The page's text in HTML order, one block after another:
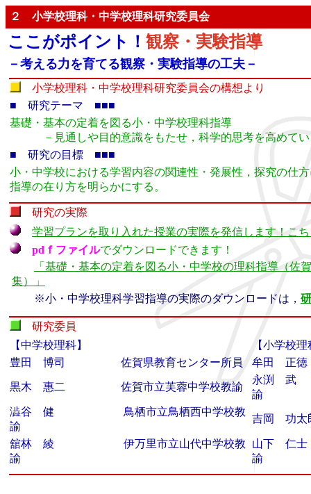
２ 小学校理科・中学校理科研究委員会
ここがポイント！ 観察・実験指導
－考える力を育てる観察・実験指導の工夫－
小学校理科・中学校理科研究委員会の構想より
■ 研究テーマ ■■■
基礎・基本の定着を図る小・中学校理科指導
－見通しや目的意識をもたせ，科学的思考を高めてい
■ 研究の目標 ■■■
小・中学校における学習内容の関連性・発展性，探究の仕
指導の在り方を明らかにする。
研究の実際
学習プランを取り入れた授業の実際を発信します！こ
pdｆファイルでダウンロードできます！
「基礎・基本の定着を図る小・中学校の理科指導（佐
集）」
※小・中学校理科学習指導の実際のダウンロードは，
研究委員
【中学校理科】
【小学校
豊田 博司 佐賀県教育センター所員
牟田 正
黒木 惠二 佐賀市立芙蓉中学校教諭
永渕 武
諭
澁谷 健 鳥栖市立鳥栖西中学校教
諭
吉岡 功
舘林 綾 伊万里市立山代中学校教
諭
山下 仁
諭